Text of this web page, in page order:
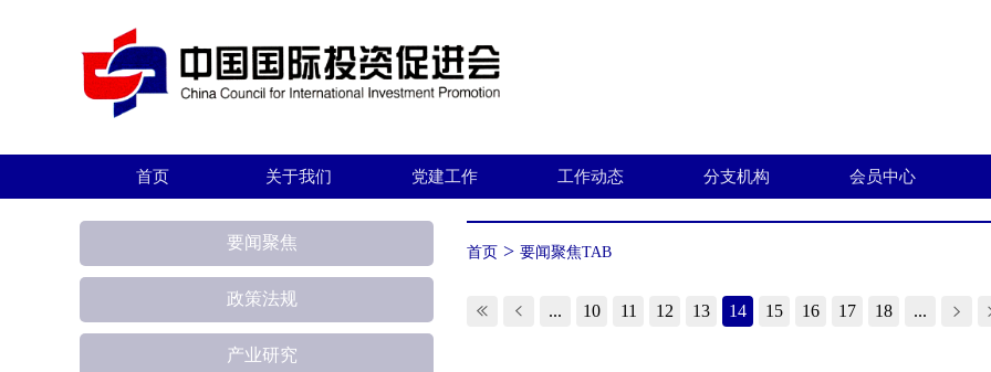
首页 关于我们 党建工作 工作动态 分支机构 会员中心
要闻聚焦
政策法规
产业研究
首页 > 要闻聚焦TAB
... 10 11 12 13 14 15 16 17 18 ...